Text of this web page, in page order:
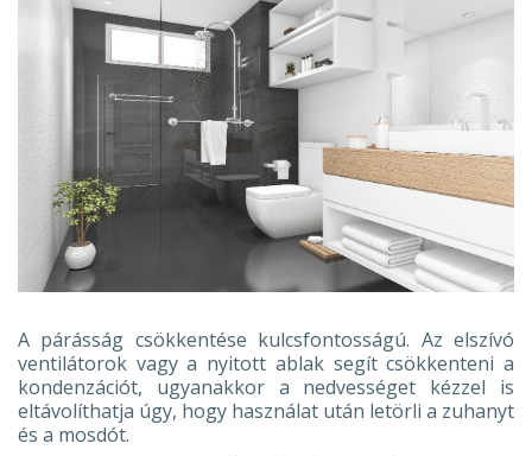
A párásság csökkentése kulcsfontosságú. Az elszívó
ventilátorok vagy a nyitott ablak segít csökkenteni a
kondenzációt, ugyanakkor a nedvességet kézzel is
eltávolíthatja úgy, hogy használat után letörli a zuhanyt
és a mosdót.